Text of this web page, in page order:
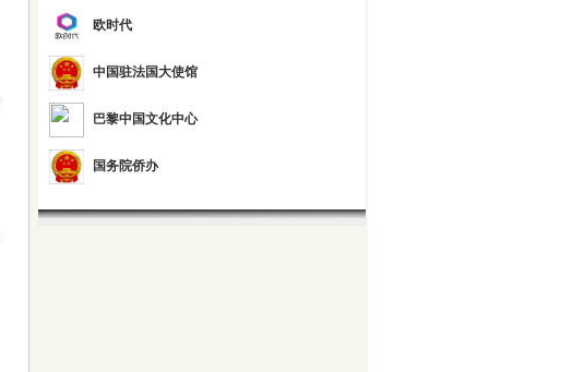
欧时代
中国驻法国大使馆
巴黎中国文化中心
国务院侨办